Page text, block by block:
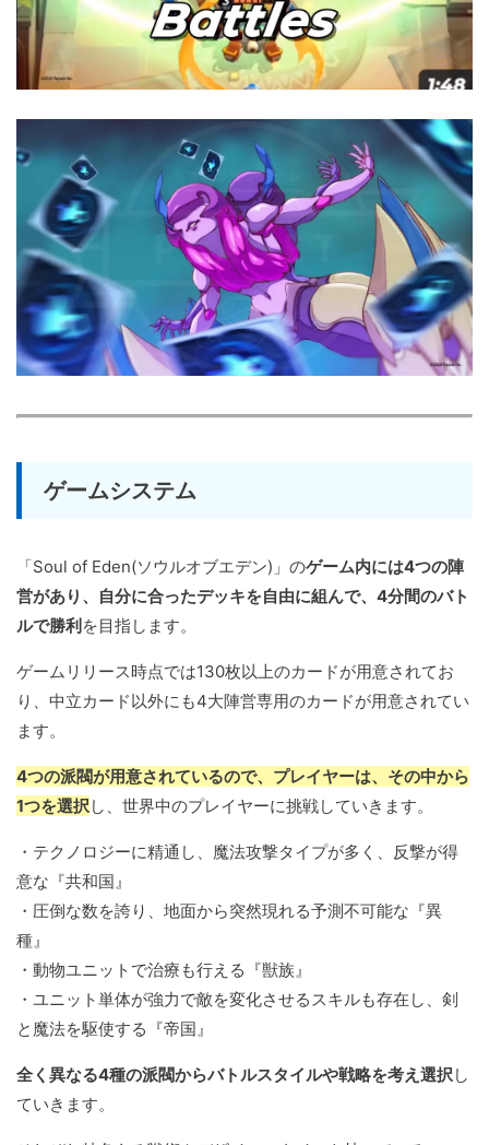
ゲームシステム
「Soul of Eden(ソウルオブエデン)」のゲーム内には4つの陣
営があり、自分に合ったデッキを自由に組んで、4分間のバト
ルで勝利を目指します。
ゲームリリース時点では130枚以上のカードが用意されてお
り、中立カード以外にも4大陣営専用のカードが用意されてい
ます。
4つの派閥が用意されているので、プレイヤーは、その中から
1つを選択し、世界中のプレイヤーに挑戦していきます。
・テクノロジーに精通し、魔法攻撃タイプが多く、反撃が得
意な『共和国』
・圧倒な数を誇り、地面から突然現れる予測不可能な『異
種』
・動物ユニットで治療も行える『獣族』
・ユニット単体が強力で敵を変化させるスキルも存在し、剣
と魔法を駆使する『帝国』
全く異なる4種の派閥からバトルスタイルや戦略を考え選択し
ていきます。